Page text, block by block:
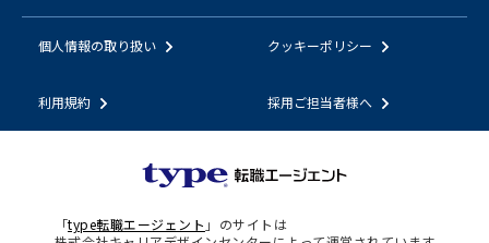
個人情報の取り扱い クッキーポリシー
利用規約 採用ご担当者様へ
「type転職エージェント 」のサイトは